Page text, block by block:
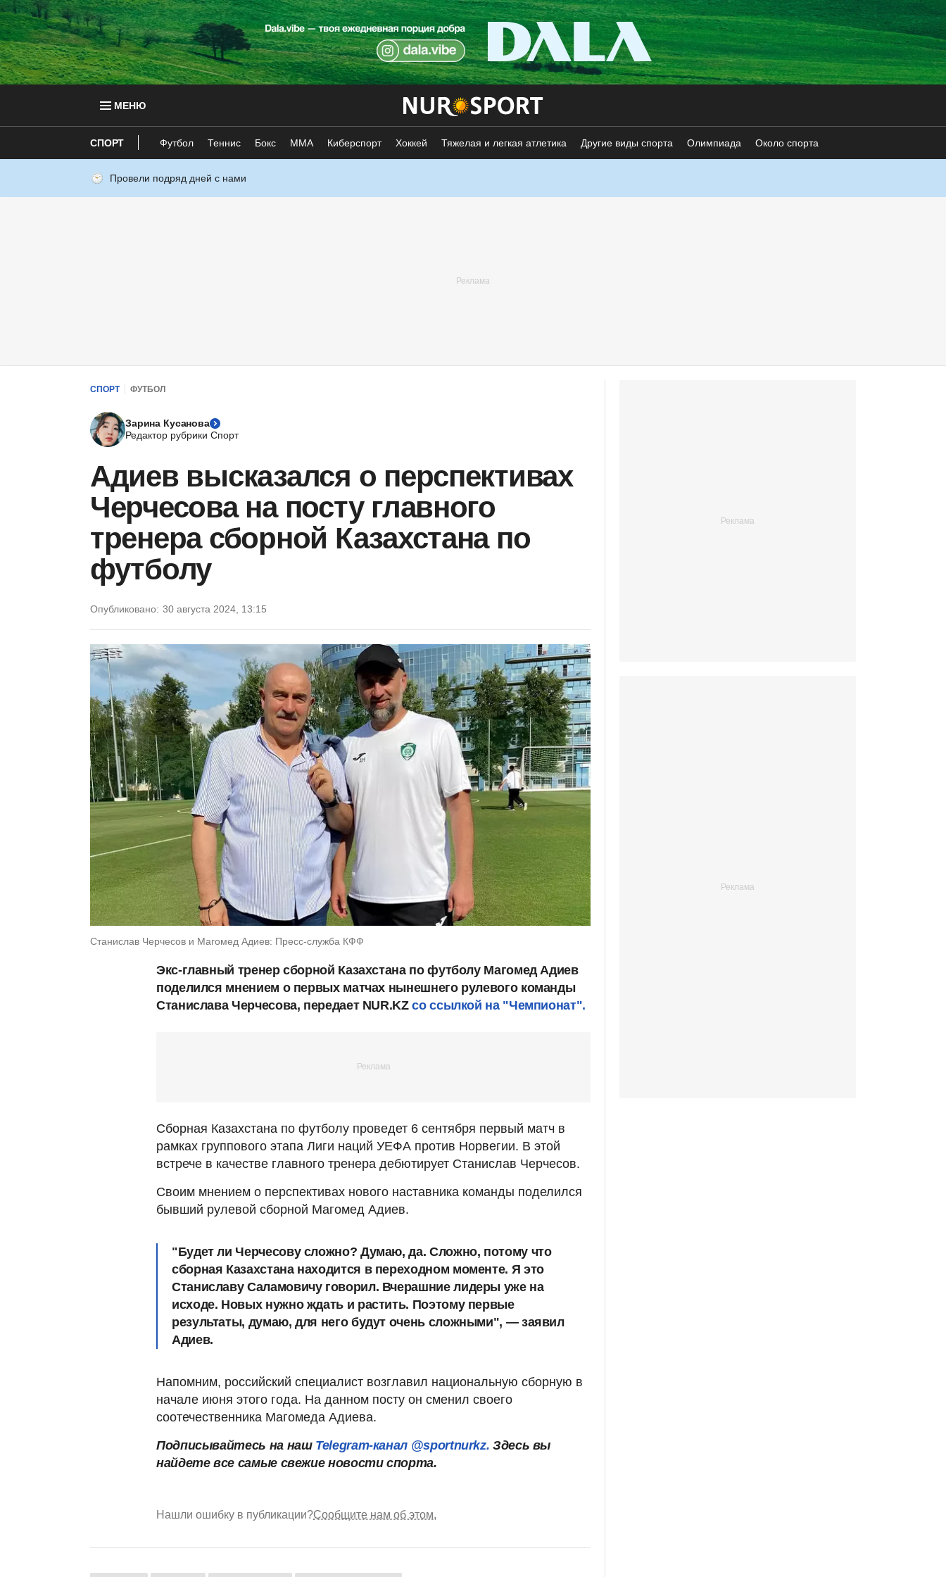
МЕНЮ
СПОРТ Футбол Теннис Бокс ММА Киберспорт Хоккей Тяжелая и легкая атлетика Другие виды спорта Олимпиада Около спорта
Провели подряд дней с нами
СПОРТ ФУТБОЛ
Зарина Кусанова
Редактор рубрики Спорт
Адиев высказался о перспективах
Черчесова на посту главного
тренера сборной Казахстана по
футболу
Опубликовано: 30 августа 2024, 13:15
Станислав Черчесов и Магомед Адиев: Пресс-служба КФФ
Экс-главный тренер сборной Казахстана по футболу Магомед Адиев
поделился мнением о первых матчах нынешнего рулевого команды
Станислава Черчесова, передает NUR.KZсо ссылкой на "Чемпионат".
Сборная Казахстана по футболу проведет 6 сентября первый матч в
рамках группового этапа Лиги наций УЕФА против Норвегии. В этой
встрече в качестве главного тренера дебютирует Станислав Черчесов.
Своим мнением о перспективах нового наставника команды поделился
бывший рулевой сборной Магомед Адиев.
"Будет ли Черчесову сложно? Думаю, да. Сложно, потому что
сборная Казахстана находится в переходном моменте. Я это
Станиславу Саламовичу говорил. Вчерашние лидеры уже на
исходе. Новых нужно ждать и растить. Поэтому первые
результаты, думаю, для него будут очень сложными", — заявил
Адиев.
Напомним, российский специалист возглавил национальную сборную в
начале июня этого года. На данном посту он сменил своего
соотечественника Магомеда Адиева.
Подписывайтесь на наш Telegram-канал @sportnurkz.Здесь вы
найдете все самые свежие новости спорта.
Нашли ошибку в публикации?Сообщите нам об этом.